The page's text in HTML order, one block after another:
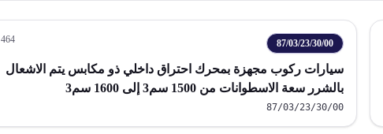
87/03/23/30/00
464
سيارات ركوب مجهزة بمحرك احتراق داخلي ذو مكابس يتم الاشعال
بالشرر سعة الاسطوانات من 1500 سم3 إلى 1600 سم3
87/03/23/30/00